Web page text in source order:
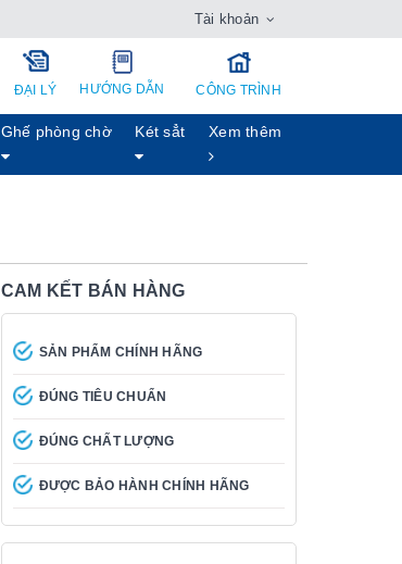
Tài khoản
ĐẠI LÝ HƯỚNG DẪN CÔNG TRÌNH
Ghế phòng chờ Két sẳt Xem thêm
CAM KẾT BÁN HÀNG
SẢN PHẨM CHÍNH HÃNG
ĐÚNG TIÊU CHUẨN
ĐÚNG CHẤT LƯỢNG
ĐƯỢC BẢO HÀNH CHÍNH HÃNG